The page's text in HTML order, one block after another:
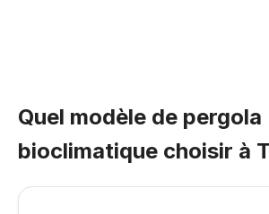
Quel modèle de pergola
bioclimatique choisir à